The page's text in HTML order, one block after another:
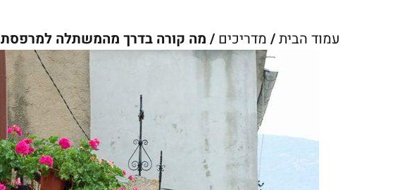
עמוד הבית/ מדריכים / מה קורה בדרך מהמשתלה למרפסת